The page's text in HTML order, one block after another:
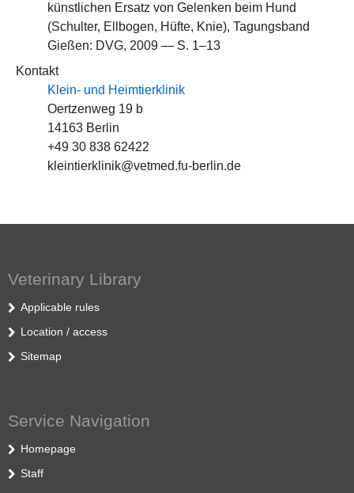
künstlichen Ersatz von Gelenken beim Hund
(Schulter, Ellbogen, Hüfte, Knie), Tagungsband
Gießen: DVG, 2009 — S. 1–13
Kontakt
Klein- und Heimtierklinik
Oertzenweg 19 b
14163 Berlin
+49 30 838 62422
kleintierklinik@vetmed.fu-berlin.de
Veterinary Library
Applicable rules
Location / access
Sitemap
Service Navigation
Homepage
Staff